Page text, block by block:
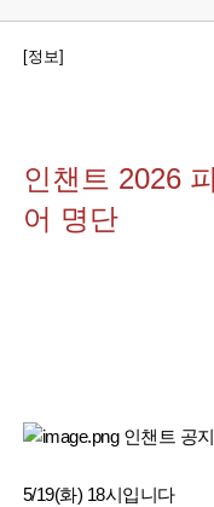
[정보]
인챈트 2026
어 명단
5/19(화) 18시입니다